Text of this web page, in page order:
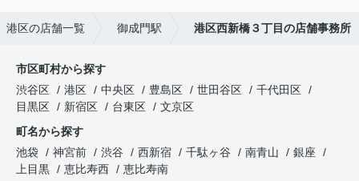
港区の店舗一覧 御成門駅 港区西新橋３丁目の店舗事務所
市区町村から探す
渋谷区
港区 中央区 豊島区 世田谷区
千代田区
目黒区
新宿区 台東区
文京区
町名から探す
池袋
神宮前 渋谷 西新宿 千駄ヶ谷 南青山
銀座
上目黒
恵比寿西
恵比寿南